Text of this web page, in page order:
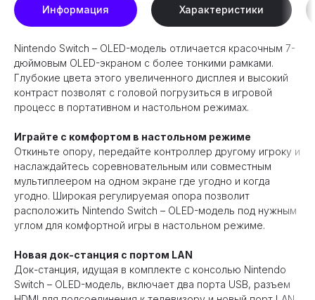
Информация Характеристики
Nintendo Switch – OLED-модель отличается красочным 7-
дюймовым OLED-экраном с более тонкими рамками.
Глубокие цвета этого увеличенного дисплея и высокий
контраст позволят с головой погрузиться в игровой
процесс в портативном и настольном режимах.
Играйте с комфортом в настольном режиме
Откиньте опору, передайте контроллер другому игроку и
наслаждайтесь соревновательным или совместным
мультиплеером на одном экране где угодно и когда
угодно. Широкая регулируемая опора позволит
расположить Nintendo Switch – OLED-модель под нужным
углом для комфортной игры в настольном режиме.
Новая док-станция с портом LAN
Док-станция, идущая в комплекте с консолью Nintendo
Switch – OLED-модель, включает два порта USB, разъем